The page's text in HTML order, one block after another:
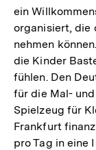
ein
organisiert, die
nehmen
die Kinder
fühlen. Den
für die Mal-
Spielzeug für
Frankfurt
pro Tag in eine